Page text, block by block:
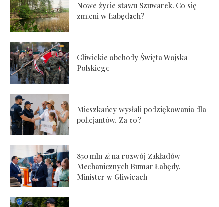
Nowe życie stawu Szuwarek. Co się
zmieni w Łabędach?
Gliwickie obchody Święta Wojska
Polskiego
Mieszkańcy wysłali podziękowania dla
policjantów. Za co?
850 mln zł na rozwój Zakładów
Mechanicznych Bumar Łabędy.
Minister w Gliwicach